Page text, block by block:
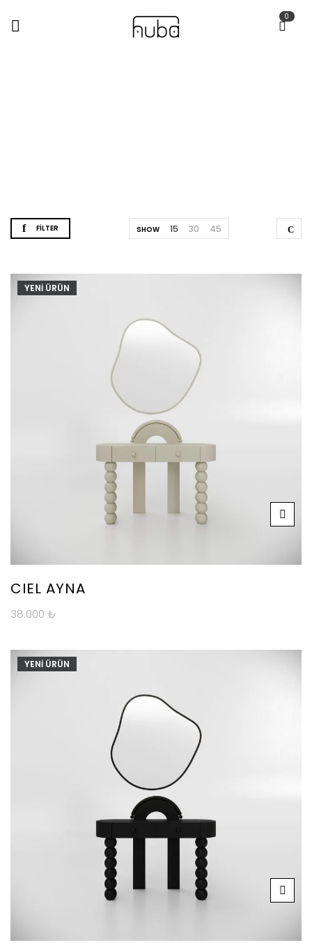
0
FILTER SHOW 15 30 45
YENİ ÜRÜN
CIEL AYNA
38.000 ₺
YENİ ÜRÜN